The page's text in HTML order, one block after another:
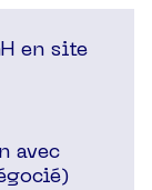
en site
avec